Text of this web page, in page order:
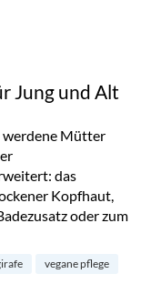
Jung und Alt
werdene Mütter
das
Kopfhaut,
oder zum
für Jung und Alt“
vegane pflege